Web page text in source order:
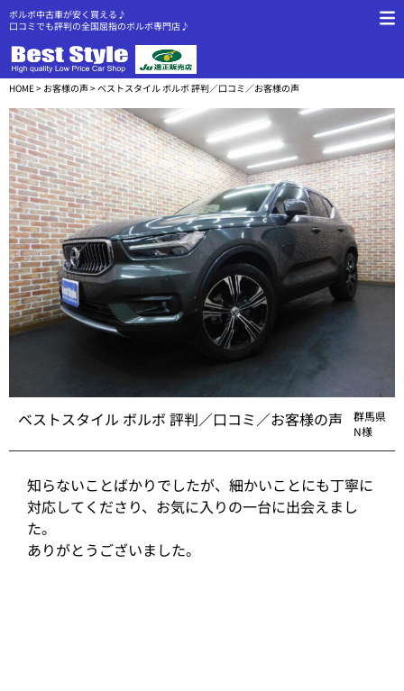
ボルボ中古車が安く買える♪
口コミでも評判の全国屈指のボルボ専門店♪
HOME> お客様の声> ベストスタイル ボルボ 評判／口コミ／お客様の声
ベストスタイル ボルボ 評判／口コミ／お客様の声
群馬県
N様
知らないことばかりでしたが、細かいことにも丁寧に
対応してくださり、お気に入りの一台に出会えまし
た。
ありがとうございました。